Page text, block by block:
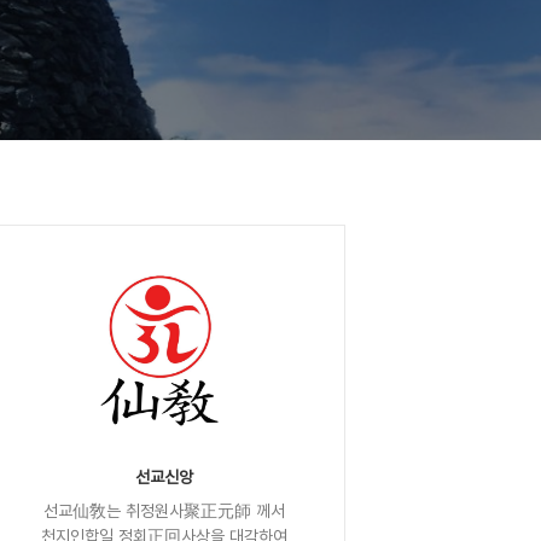
선교신앙
선교仙敎는 취정원사聚正元師 께서
천지인합일 정회正回사상을 대각하여